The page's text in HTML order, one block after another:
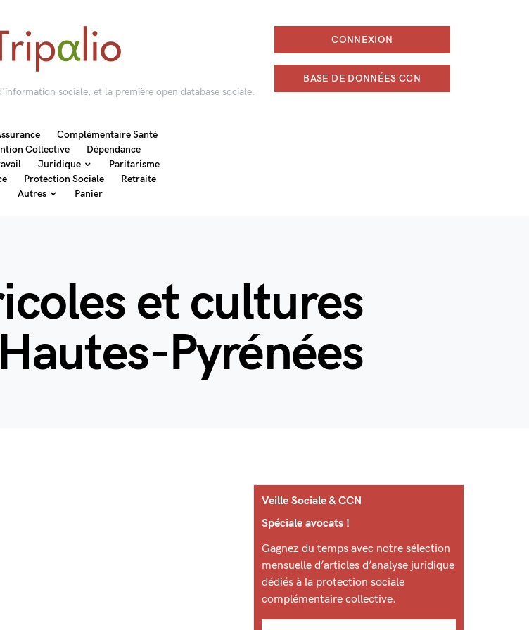
sociale, et la première open database sociale.
CONNEXION
BASE DE DONNÉES CCN
Complémentaire Santé
Collective
Dépendance
Juridique
Paritarisme
Protection Sociale
Retraite
Autres
Panier
et cultures
Pyrénées
Veille Sociale & CCN
Spéciale avocats !
Gagnez du temps avec notre sélection
mensuelle d’articles d’analyse juridique
dédiés à la protection sociale
complémentaire collective.